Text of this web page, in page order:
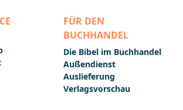
FÜR DEN
BUCHHANDEL
Die Bibel im Buchhandel
Außendienst
Auslieferung
Verlagsvorschau